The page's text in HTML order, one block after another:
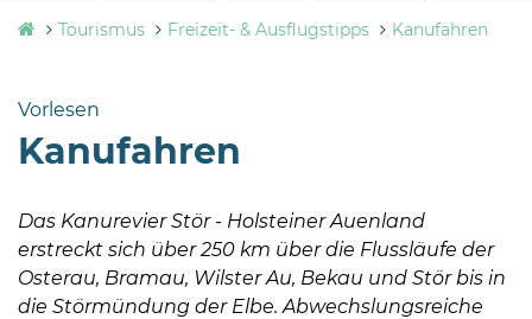
Tourismusbüro
Bramstedt
Bramstedt
http://www.bad-
bramstedt.de
language
Tourismus Freizeit- & Ausflugstipps Kanufahren
Vorlesen
Kanufahren
Das Kanurevier Stör - Holsteiner Auenland
erstreckt sich über 250 km über die Flussläufe der
Osterau, Bramau, Wilster Au, Bekau und Stör bis in
die Störmündung der Elbe. Abwechslungsreiche